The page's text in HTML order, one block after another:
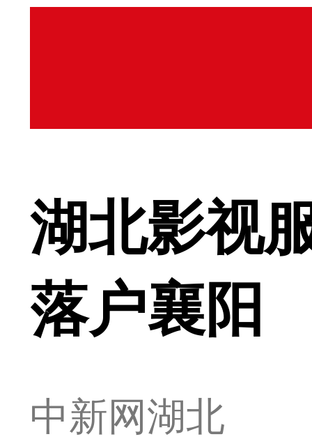
湖北影视
落户襄阳
中新网湖北